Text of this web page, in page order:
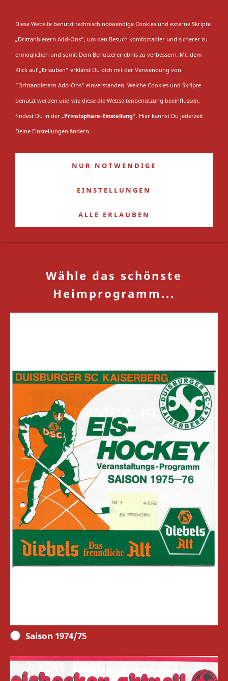
Umfragen
Du bist hier:Startseite»Sammlung»Umfragen
Exponate
Umfragen
Wähle das schönste
Heimprogramm...
Saison 1974/75
Diese Website benutzt technisch notwendige Cookies und externe Skripte
„Drittanbietern Add-Ons“, um den Besuch komfortabler und sicherer zu
ermöglichen und somit Dein Benutzererlebnis zu verbessern. Mit dem
Klick auf „Erlauben“ erklärst Du dich mit der Verwendung von
"Drittanbietern Add-Ons" einverstanden. Welche Cookies und Skripte
benutzt werden und wie diese die Webseitenbenutzung beeinflussen,
findest Du in der „Privatsphäre-Einstellung“. Hier kannst Du jederzeit
Deine Einstellungen ändern.
NUR NOTWENDIGE
EINSTELLUNGEN
ALLE ERLAUBEN